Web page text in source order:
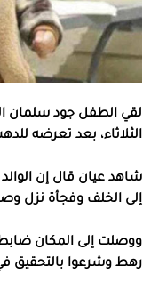
لقي الطفل جود سلمان
الثلاثاء، بعد تعرضه
شاهد عيان قال إن
إلى الخلف وفجأة نزل
ووصلت إلى المكان
رهط وشرعوا بالتحقيق